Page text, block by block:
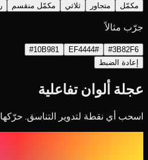
مكمّل متجاور ثلاثي مكمّل منقسم
جرّب مثالاً
#3B82F6
#EF4444
#10B981
إعادة الضبط
عجلة ألوان تفاعلية
اسحب أي نقطة لتدوير التناسق. حرّكها